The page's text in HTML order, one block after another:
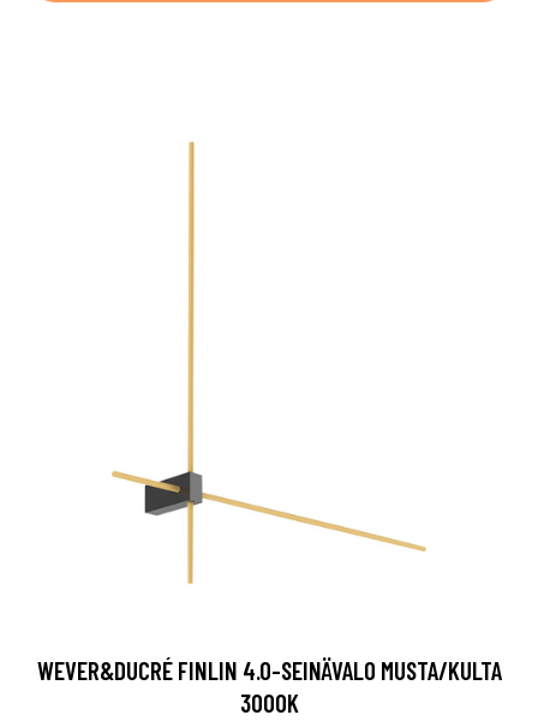
WEVER&DUCRÉ FINLIN 4.0-SEINÄVALO MUSTA/KULTA
3000K